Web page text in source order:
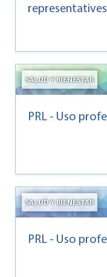
SALUD Y BIENESTAR
PRL - Uso
SALUD Y BIENESTAR
PRL - Uso